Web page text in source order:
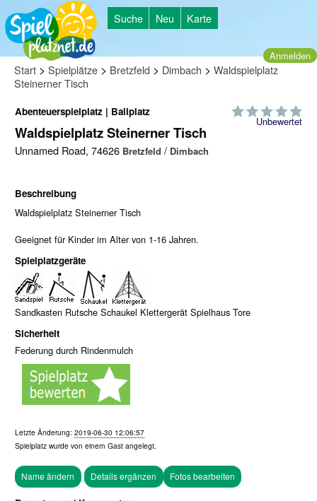
Suche Neu Karte
Anmelden
Start > Spielplätze > Bretzfeld > Dimbach > Waldspielplatz
Steinerner Tisch
Unbewertet
Abenteuerspielplatz | Ballplatz
Waldspielplatz Steinerner Tisch
Unnamed Road, 74626 Bretzfeld / Dimbach
Beschreibung
Waldspielplatz Steinerner Tisch
Geeignet für Kinder im Alter von 1-16 Jahren.
Spielplatzgeräte
Sandkasten Rutsche Schaukel Klettergerät Spielhaus Tore
Sicherheit
Federung durch Rindenmulch
Letzte Änderung: 2019-06-30 12:06:57
Spielplatz wurde von einem Gast angelegt.
Fotos bearbeiten